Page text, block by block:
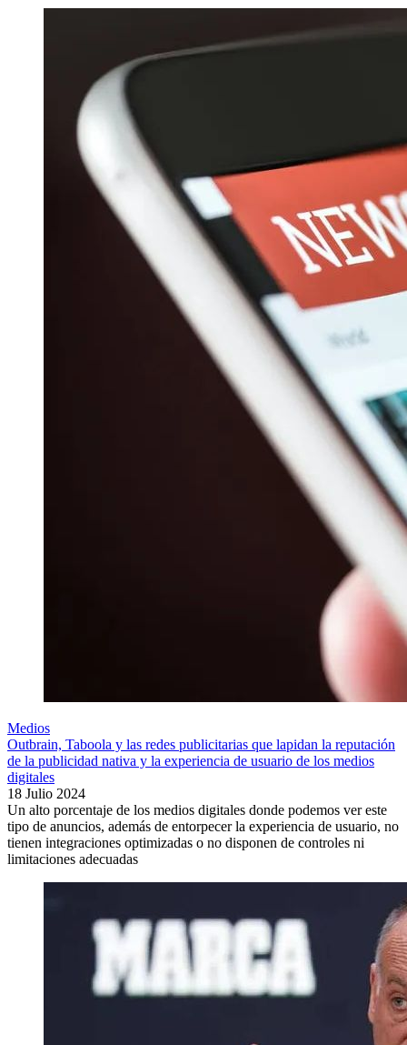
Medios
Outbrain, Taboola y las redes publicitarias que lapidan la reputación
de la publicidad nativa y la experiencia de usuario de los medios
digitales
18 Julio 2024
Un alto porcentaje de los medios digitales donde podemos ver este
tipo de anuncios, además de entorpecer la experiencia de usuario, no
tienen integraciones optimizadas o no disponen de controles ni
limitaciones adecuadas